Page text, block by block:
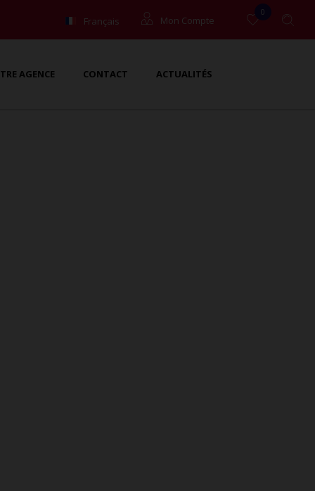
Français Mon Compte
0
AGENCE CONTACT ACTUALITÉS